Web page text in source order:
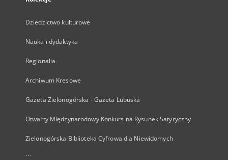
Dziedzictwo kulturowe
Nauka i dydaktyka
Regionalia
Archiwum Kresowe
Gazeta Zielonogórska - Gazeta Lubuska
Otwarty Międzynarodowy Konkurs na Rysunek Satyryczny
Zielonogórska Biblioteka Cyfrowa dla Niewidomych
...